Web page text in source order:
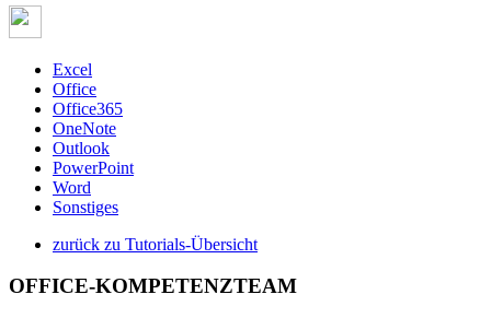
Excel
Office
Office365
OneNote
Outlook
PowerPoint
Word
Sonstiges
zurück zu Tutorials-Übersicht
OFFICE-KOMPETENZTEAM